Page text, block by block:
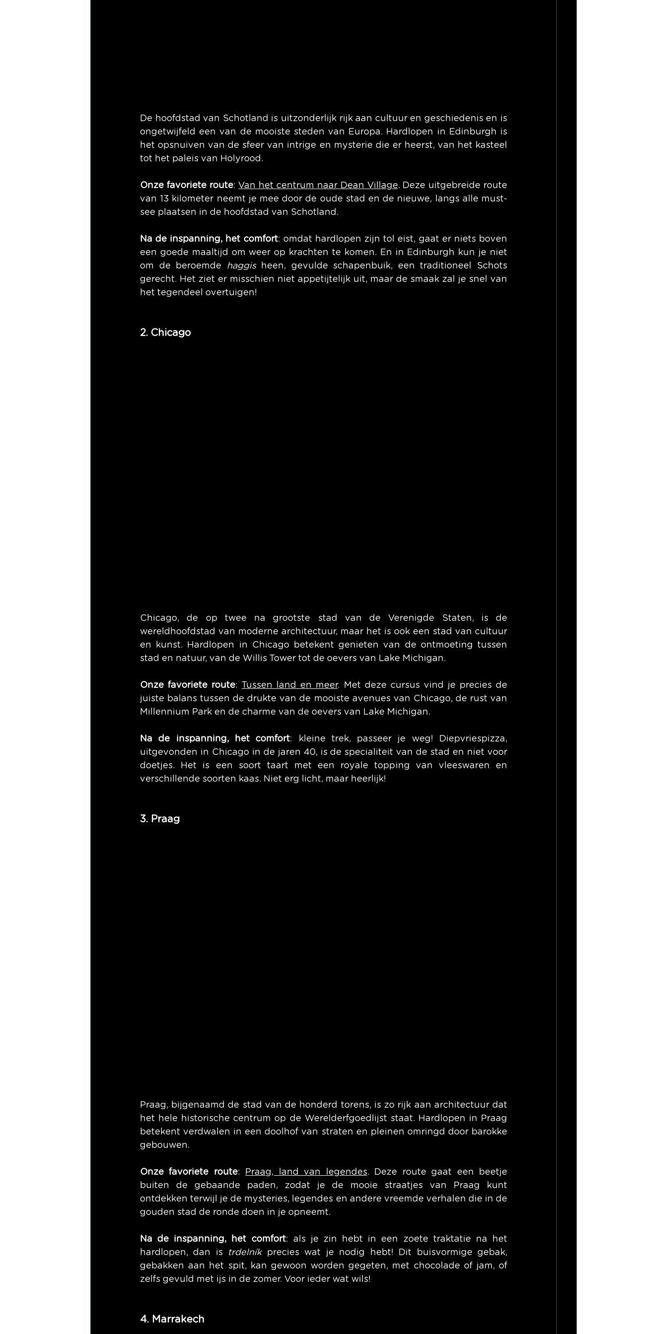
De hoofdstad van Schotland is uitzonderlijk rijk aan cultuur en geschiedenis en is
ongetwijfeld een van de mooiste steden van Europa. Hardlopen in Edinburgh is
het opsnuiven van de sfeer van intrige en mysterie die er heerst, van het kasteel
tot het paleis van Holyrood.
Onze favoriete route: Van het centrum naar Dean Village. Deze uitgebreide route
van 13 kilometer neemt je mee door de oude stad en de nieuwe, langs alle must-
see plaatsen in de hoofdstad van Schotland.
Na de inspanning, het comfort: omdat hardlopen zijn tol eist, gaat er niets boven
een goede maaltijd om weer op krachten te komen. En in Edinburgh kun je niet
om de beroemde
haggis heen, gevulde schapenbuik, een traditioneel Schots
gerecht. Het ziet er misschien niet appetijtelijk uit, maar de smaak zal je snel van
het tegendeel overtuigen!
2. Chicago
Chicago, de op twee na grootste stad van de Verenigde Staten, is de
wereldhoofdstad van moderne architectuur, maar het is ook een stad van cultuur
en kunst. Hardlopen in Chicago betekent genieten van de ontmoeting tussen
stad en natuur, van de Willis Tower tot de oevers van Lake Michigan.
Onze favoriete route: Tussen land en meer. Met deze cursus vind je precies de
juiste balans tussen de drukte van de mooiste avenues van Chicago, de rust van
Millennium Park en de charme van de oevers van Lake Michigan.
Na de inspanning, het comfort: kleine trek, passeer je weg! Diepvriespizza,
uitgevonden in Chicago in de jaren 40, is de specialiteit van de stad en niet voor
doetjes. Het is een soort taart met een royale topping van vleeswaren en
verschillende soorten kaas. Niet erg licht, maar heerlijk!
3. Praag
Praag, bijgenaamd de stad van de honderd torens, is zo rijk aan architectuur dat
het hele historische centrum op de Werelderfgoedlijst staat. Hardlopen in Praag
betekent verdwalen in een doolhof van straten en pleinen omringd door barokke
gebouwen.
Onze favoriete route: Praag, land van legendes. Deze route gaat een beetje
buiten de gebaande paden, zodat je de mooie straatjes van Praag kunt
ontdekken terwijl je de mysteries, legendes en andere vreemde verhalen die in de
gouden stad de ronde doen in je opneemt.
Na de inspanning, het comfort: als je zin hebt in een zoete traktatie na het
hardlopen, dan is trdelník precies wat je nodig hebt! Dit buisvormige gebak,
gebakken aan het spit, kan gewoon worden gegeten, met chocolade of jam, of
zelfs gevuld met ijs in de zomer. Voor ieder wat wils!
4. Marrakech